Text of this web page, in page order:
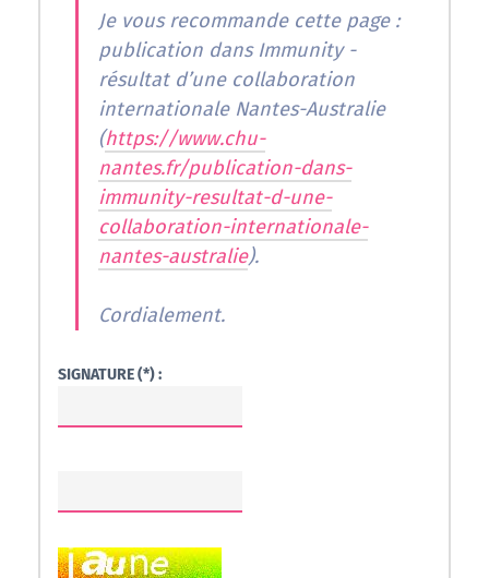
Je vous recommande cette page :
publication dans Immunity -
résultat d’une collaboration
internationale Nantes-Australie
(https://www.chu-
nantes.fr/publication-dans-
immunity-resultat-d-une-
collaboration-internationale-
nantes-australie).
Cordialement.
SIGNATURE (*) :